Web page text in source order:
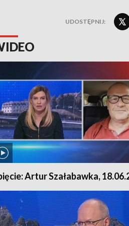
UDOSTĘPNIJ:
Artur Szałabawka,